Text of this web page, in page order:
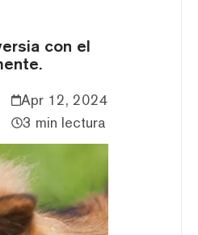
con el
Apr 12, 2024
3 min lectura